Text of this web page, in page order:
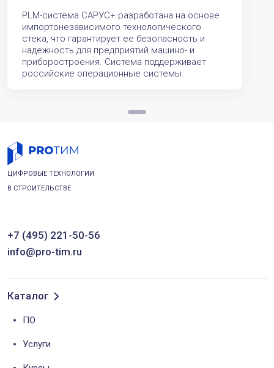
PLM-система САРУС+ разработана на основе
импортонезависимого технологического
стека, что гарантирует ее безопасность и
надежность для предприятий машино- и
приборостроения. Система поддерживает
российские операционные системы.
ЦИФРОВЫЕ ТЕХНОЛОГИИ
В СТРОИТЕЛЬСТВЕ
+7 (495) 221-50-56
info@pro-tim.ru
Каталог
ПО
Услуги